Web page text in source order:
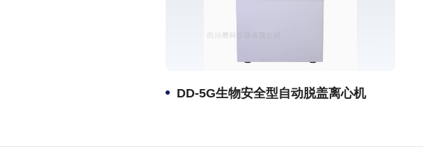
DD-5G生物安全型自动脱盖离心机